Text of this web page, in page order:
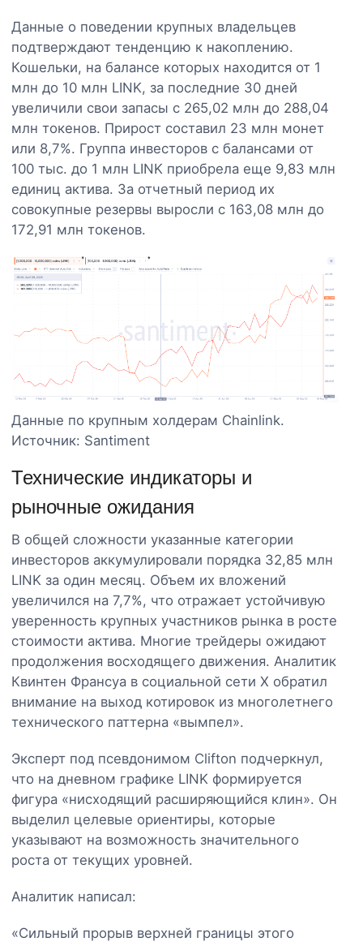
Данные о поведении крупных владельцев
подтверждают тенденцию к накоплению.
Кошельки, на балансе которых находится от 1
млн до 10 млн LINK, за последние 30 дней
увеличили свои запасы с 265,02 млн до 288,04
млн токенов. Прирост составил 23 млн монет
или 8,7%. Группа инвесторов с балансами от
100 тыс. до 1 млн LINK приобрела еще 9,83 млн
единиц актива. За отчетный период их
совокупные резервы выросли с 163,08 млн до
172,91 млн токенов.
Данные по крупным холдерам Chainlink.
Источник: Santiment
Технические индикаторы и
рыночные ожидания
В общей сложности указанные категории
инвесторов аккумулировали порядка 32,85 млн
LINK за один месяц. Объем их вложений
увеличился на 7,7%, что отражает устойчивую
уверенность крупных участников рынка в росте
стоимости актива. Многие трейдеры ожидают
продолжения восходящего движения. Аналитик
Квинтен Франсуа в социальной сети X обратил
внимание на выход котировок из многолетнего
технического паттерна «вымпел».
Эксперт под псевдонимом Clifton подчеркнул,
что на дневном графике LINK формируется
фигура «нисходящий расширяющийся клин». Он
выделил целевые ориентиры, которые
указывают на возможность значительного
роста от текущих уровней.
Аналитик написал:
«Сильный прорыв верхней границы этого